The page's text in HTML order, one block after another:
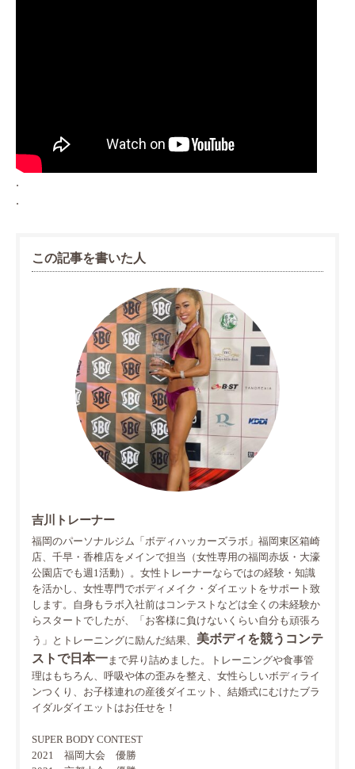
.
.
この記事を書いた人
吉川トレーナー
福岡のパーソナルジム「ボディハッカーズラボ」福岡東区箱崎
店、千早・香椎店をメインで担当（女性専用の福岡赤坂・大濠
公園店でも週1活動）。女性トレーナーならではの経験・知識
を活かし、女性専門でボディメイク・ダイエットをサポート致
します。自身もラボ入社前はコンテストなどは全くの未経験か
らスタートでしたが、「お客様に負けないくらい自分も頑張ろ
う」とトレーニングに励んだ結果、 美ボディを競うコンテ
ストで日本一まで昇り詰めました。トレーニングや食事管
理はもちろん、呼吸や体の歪みを整え、女性らしいボディライ
ンつくり、お子様連れの産後ダイエット、結婚式にむけたブラ
イダルダイエットはお任せを！
SUPER BODY CONTEST
2021 福岡大会 優勝